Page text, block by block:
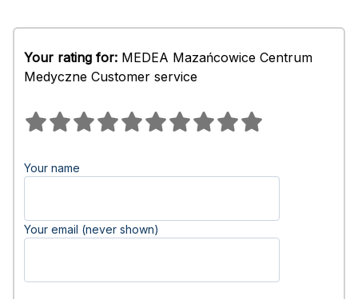
Your rating for: MEDEA Mazańcowice Centrum
Medyczne Customer service
Your name
Your email (never shown)